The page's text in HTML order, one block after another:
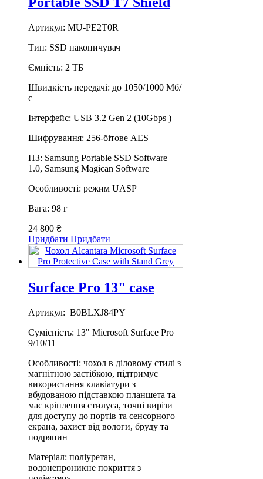
Артикул: MU-PE2T0R
Тип: SSD накопичувач
Ємність: 2 ТБ
Швидкість передачі: до 1050/1000 Мб/
с
Інтерфейс: USB 3.2 Gen 2 (10Gbps )
Шифрування: 256-бітове AES
ПЗ: Samsung Portable SSD Software
1.0, Samsung Magican Software
Особливості: режим UASP
Вага: 98 г
24 800 ₴
Придбати Придбати
Surface Pro 13" case
Артикул: B0BLXJ84PY
Сумісність: 13" Microsoft Surface Pro
9/10/11
Особливості: чохол в діловому стилі з
магнітною застібкою, підтримує
використання клавіатури з
вбудованою підставкою планшета та
має кріплення стилуса, точні вирізи
для доступу до портів та сенсорного
екрана, захист від вологи, бруду та
подряпин
Матеріал: поліуретан,
водонепроникне покриття з